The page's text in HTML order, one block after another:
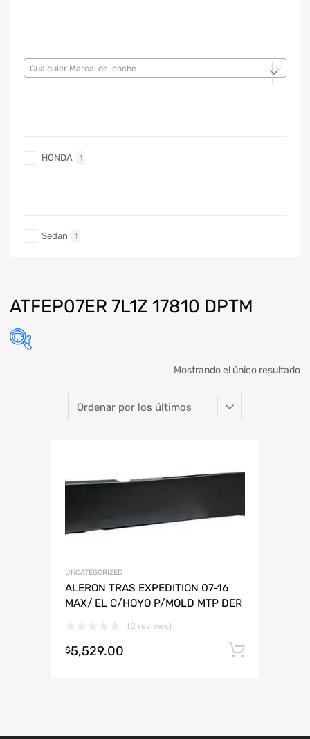
ATFEP07ER 7L1Z 17810 DPTM
CHEVROLET
DODGE
Mostrando el único resultado
UNCATEGORIZED
ALERON TRAS EXPEDITION 07-16
MAX/ EL C/HOYO P/MOLD MTP DER
(0 reviews)
$5,529.00
Cualquier Marca-de-coche
HONDA 1
Sedan 1